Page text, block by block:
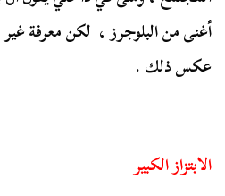
أغنى من البلوجرز ، لكن معرفة
عكس ذلك .
الابتزاز الكبير